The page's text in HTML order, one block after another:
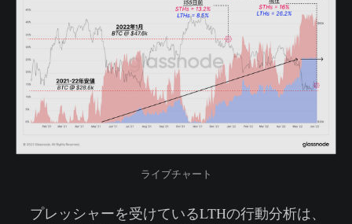
ライブチャート
プレッシャーを受けているLTHの行動分析は、